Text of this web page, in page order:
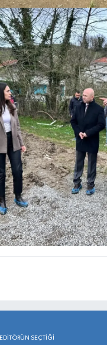
EDITÖRÜN SEÇTIĞI